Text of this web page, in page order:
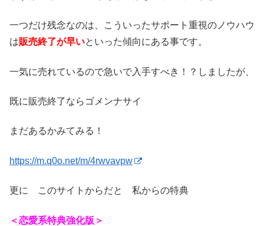
一つだけ残念なのは、こういったサポート重視のノウハウ
は販売終了が早いといった傾向にある事です。
一気に売れているので急いで入手すべき！？しましたが、
既に販売終了ならゴメンナサイ
まだあるかみてみる！
https://m.q0o.net/m/4rwvavpw
更に このサイトからだと 私からの特典
＜恋愛系特典強化版＞